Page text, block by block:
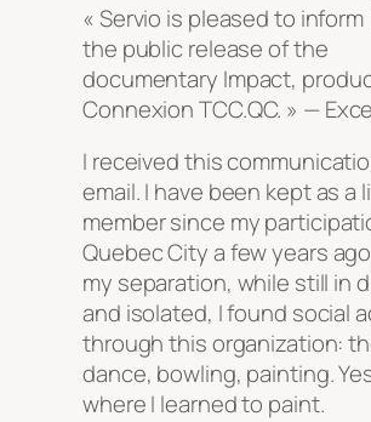
« Servio is pleased to
the public release of the
documentary Impact,
Connexion TCC.QC. » —
I received this
email. I have been kept as a
member since my
Quebec City a few years
my separation, while still in
and isolated, I found social
through this organization:
dance, bowling, painting.
where I learned to paint.